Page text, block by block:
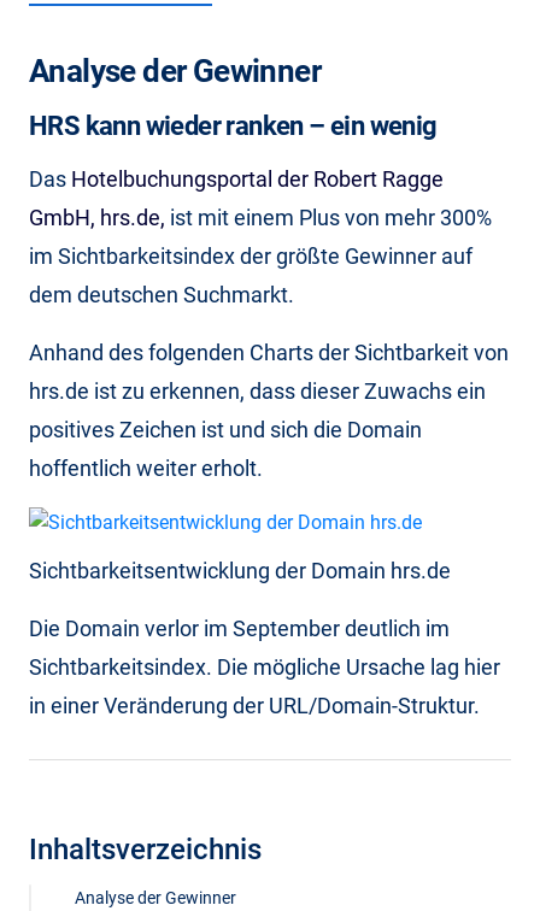
Analyse der Gewinner
HRS kann wieder ranken – ein wenig
Das Hotelbuchungsportal der Robert Ragge
GmbH, hrs.de, ist mit einem Plus von mehr 300%
im Sichtbarkeitsindex der größte Gewinner auf
dem deutschen Suchmarkt.
Anhand des folgenden Charts der Sichtbarkeit von
hrs.de ist zu erkennen, dass dieser Zuwachs ein
positives Zeichen ist und sich die Domain
hoffentlich weiter erholt.
Sichtbarkeitsentwicklung der Domain hrs.de
Die Domain verlor im September deutlich im
Sichtbarkeitsindex. Die mögliche Ursache lag hier
in einer Veränderung der URL/Domain-Struktur.
Inhaltsverzeichnis
Analyse der Gewinner